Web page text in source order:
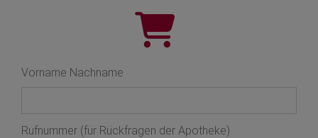
Vorname Nachname
Rufnummer (für Rückfragen der Apotheke)